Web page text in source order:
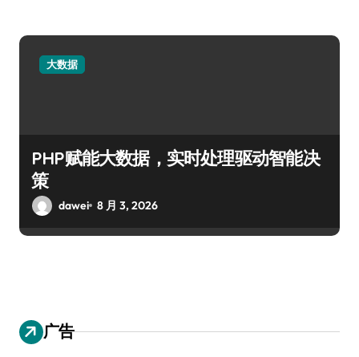
大数据
PHP赋能大数据，实时处理驱动智能决
策
dawei 8 月 3, 2026
广告